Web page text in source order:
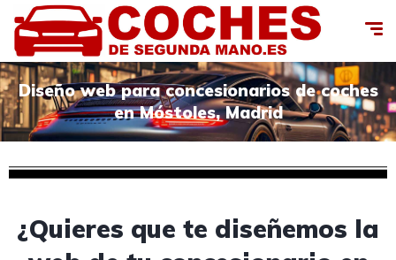
Diseño web para concesionarios de coches
en Móstoles, Madrid
¿Quieres que te diseñemos la